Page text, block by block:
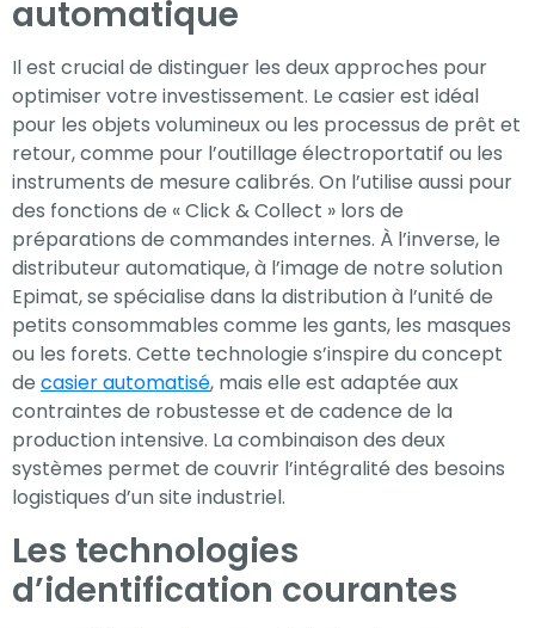
automatique
Il est crucial de distinguer les deux approches pour
optimiser votre investissement. Le casier est idéal
pour les objets volumineux ou les processus de prêt et
retour, comme pour l’outillage électroportatif ou les
instruments de mesure calibrés. On l’utilise aussi pour
des fonctions de « Click & Collect » lors de
préparations de commandes internes. À l’inverse, le
distributeur automatique, à l’image de notre solution
Epimat, se spécialise dans la distribution à l’unité de
petits consommables comme les gants, les masques
ou les forets. Cette technologie s’inspire du concept
de casier automatisé, mais elle est adaptée aux
contraintes de robustesse et de cadence de la
production intensive. La combinaison des deux
systèmes permet de couvrir l’intégralité des besoins
logistiques d’un site industriel.
Les technologies
d’identification courantes